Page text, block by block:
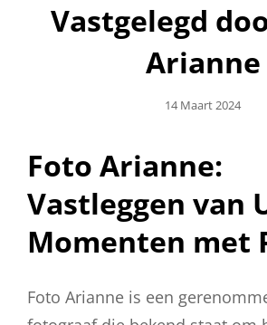
Vastgelegd
Arianne
Geplaatst
14 Maart 2024
Foto Arianne:
Vastleggen van
Momenten met
Foto Arianne is een